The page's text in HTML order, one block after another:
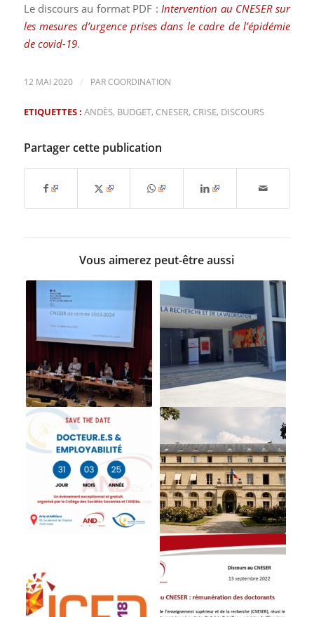
Le discours au format PDF : Intervention au CNESER sur
les mesures d’urgence prises dans le cadre de l’épidémie
de covid-19.
12 MAI 2020 / PARCOORDINATION
ETIQUETTES : ANDÈS, BUDGET, CNESER, CRISE, DISCOURS
Partager cette publication
Vous aimerez peut-être aussi